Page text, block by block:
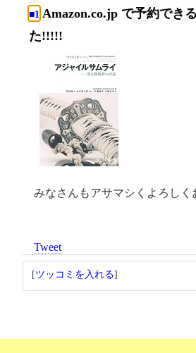
■1 Amazon.co.jp で予約でき
た!!!!!
みなさんもアサマシくよろしく
Tweet
[ツッコミを入れる]